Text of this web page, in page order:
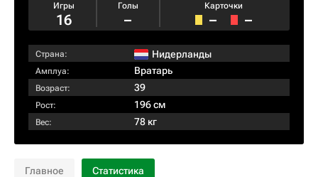
Игры
16
Голы
–
Карточки
– –
Страна: Нидерланды
Амплуа: Вратарь
Возраст: 39
Рост: 196 см
Вес: 78 кг
Главное Статистика